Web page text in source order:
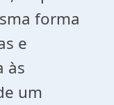
forma
e
às
um